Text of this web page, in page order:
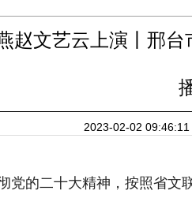
赵文艺云上演丨邢
2023-02-02 09:46:11
党的二十大精神，按照省